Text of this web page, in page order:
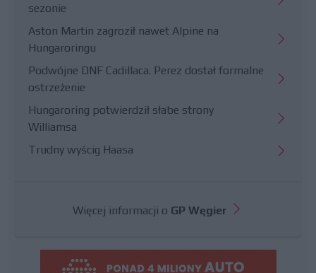
sezonie
Aston Martin zagroził nawet Alpine na
Hungaroringu
Podwójne DNF Cadillaca. Perez dostał formalne
ostrzeżenie
Hungaroring potwierdził słabe strony
Williamsa
Trudny wyścig Haasa
Więcej informacji o GP Węgier